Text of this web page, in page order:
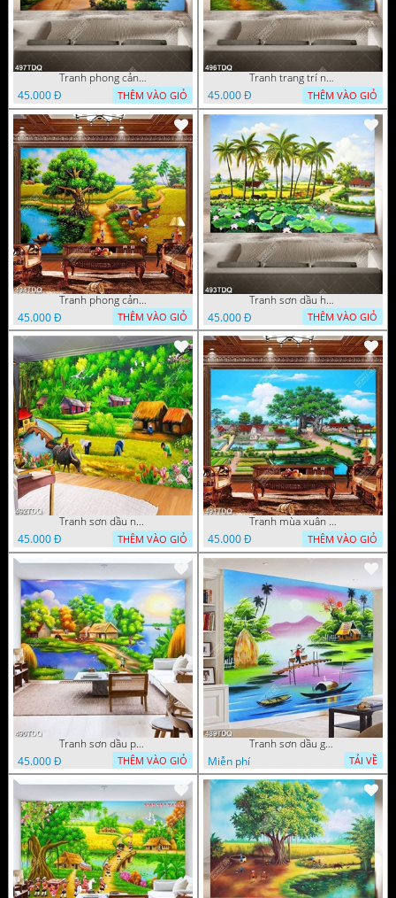
Tranh phong cảnh quê hương trang trí nội thất in uv
45.000 Đ
THÊM VÀO GIỎ
Tranh trang trí nội thất ngôi nhà mái lá bên dòng sông chất lượng cao
45.000 Đ
THÊM VÀO GIỎ
Tranh phong cảnh làng quê khi mùa lúa chín file gốc
45.000 Đ
THÊM VÀO GIỎ
Tranh sơn dầu hồ sen bên hàng dừa xanh trên con đường làng in uv
45.000 Đ
THÊM VÀO GIỎ
Tranh sơn dầu những cô thôn nữ đang thu hoạch lúa in uv
45.000 Đ
THÊM VÀO GIỎ
Tranh mùa xuân trên làng quê trang trí tường đẹp
45.000 Đ
THÊM VÀO GIỎ
Tranh sơn dầu phong cảnh quê xưa ngôi nhà lá
45.000 Đ
THÊM VÀO GIỎ
Tranh sơn dầu gắn tường ngôi nhà lá bên con sông nhỏ đẹp in kính
Miễn phí
TẢI VỀ